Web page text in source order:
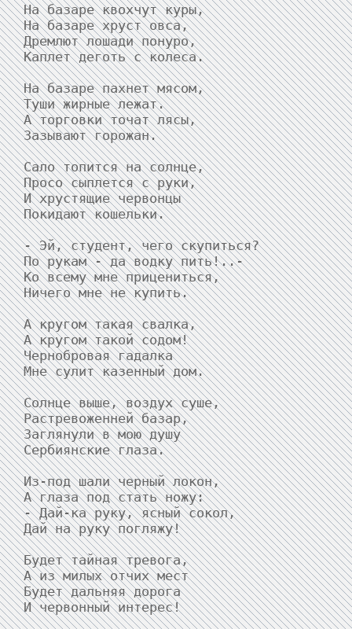
На базаре квохчут куры,
На базаре хруст овса,
Дремлют лошади понуро,
Каплет деготь с колеса.
На базаре пахнет мясом,
Туши жирные лежат.
А торговки точат лясы,
Зазывают горожан.
Сало топится на солнце,
Просо сыплется с руки,
И хрустящие червонцы
Покидают кошельки.
- Эй, студент, чего скупиться?
По рукам - да водку пить!..-
Ко всему мне прицениться,
Ничего мне не купить.
А кругом такая свалка,
А кругом такой содом!
Чернобровая гадалка
Мне сулит казенный дом.
Солнце выше, воздух суше,
Растревоженней базар,
Заглянули в мою душу
Сербиянские глаза.
Из-под шали черный локон,
А глаза под стать ножу:
- Дай-ка руку, ясный сокол,
Дай на руку погляжу!
Будет тайная тревога,
А из милых отчих мест
Будет дальняя дорога
И червонный интерес!